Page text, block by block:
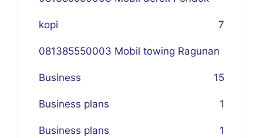
kopi 7
081385550003 Mobil towing Ragunan
5
Business 1
Business plans 1
Business plans 1